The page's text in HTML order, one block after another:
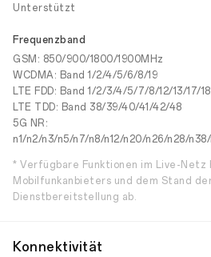
Unterstützt
Frequenzband
GSM: 850/900/1800/1900MHz
WCDMA: Band 1/2/4/5/6/8/19
LTE FDD: Band 1/2/3/4/5/7/8/12/13/17/
LTE TDD: Band 38/39/40/41/42/48
5G NR:
n1/n2/n3/n5/n7/n8/n12/n20/n26/n28/
* Verfügbare Funktionen im Live-Netz
Mobilfunkanbieters und dem Stand
Dienstbereitstellung ab.
Konnektivität